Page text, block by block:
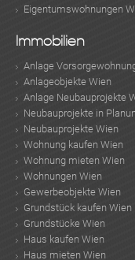
Eigentumswohnungen
Immobilien
Anlage
Anlageobjekte Wien
Anlage Neubauprojekte
Neubauprojekte in
Neubauprojekte Wien
Wohnung kaufen Wien
Wohnung mieten Wien
Wohnungen Wien
Gewerbeobjekte Wien
Grundstück kaufen Wien
Grundstücke Wien
Haus kaufen Wien
Haus mieten Wien